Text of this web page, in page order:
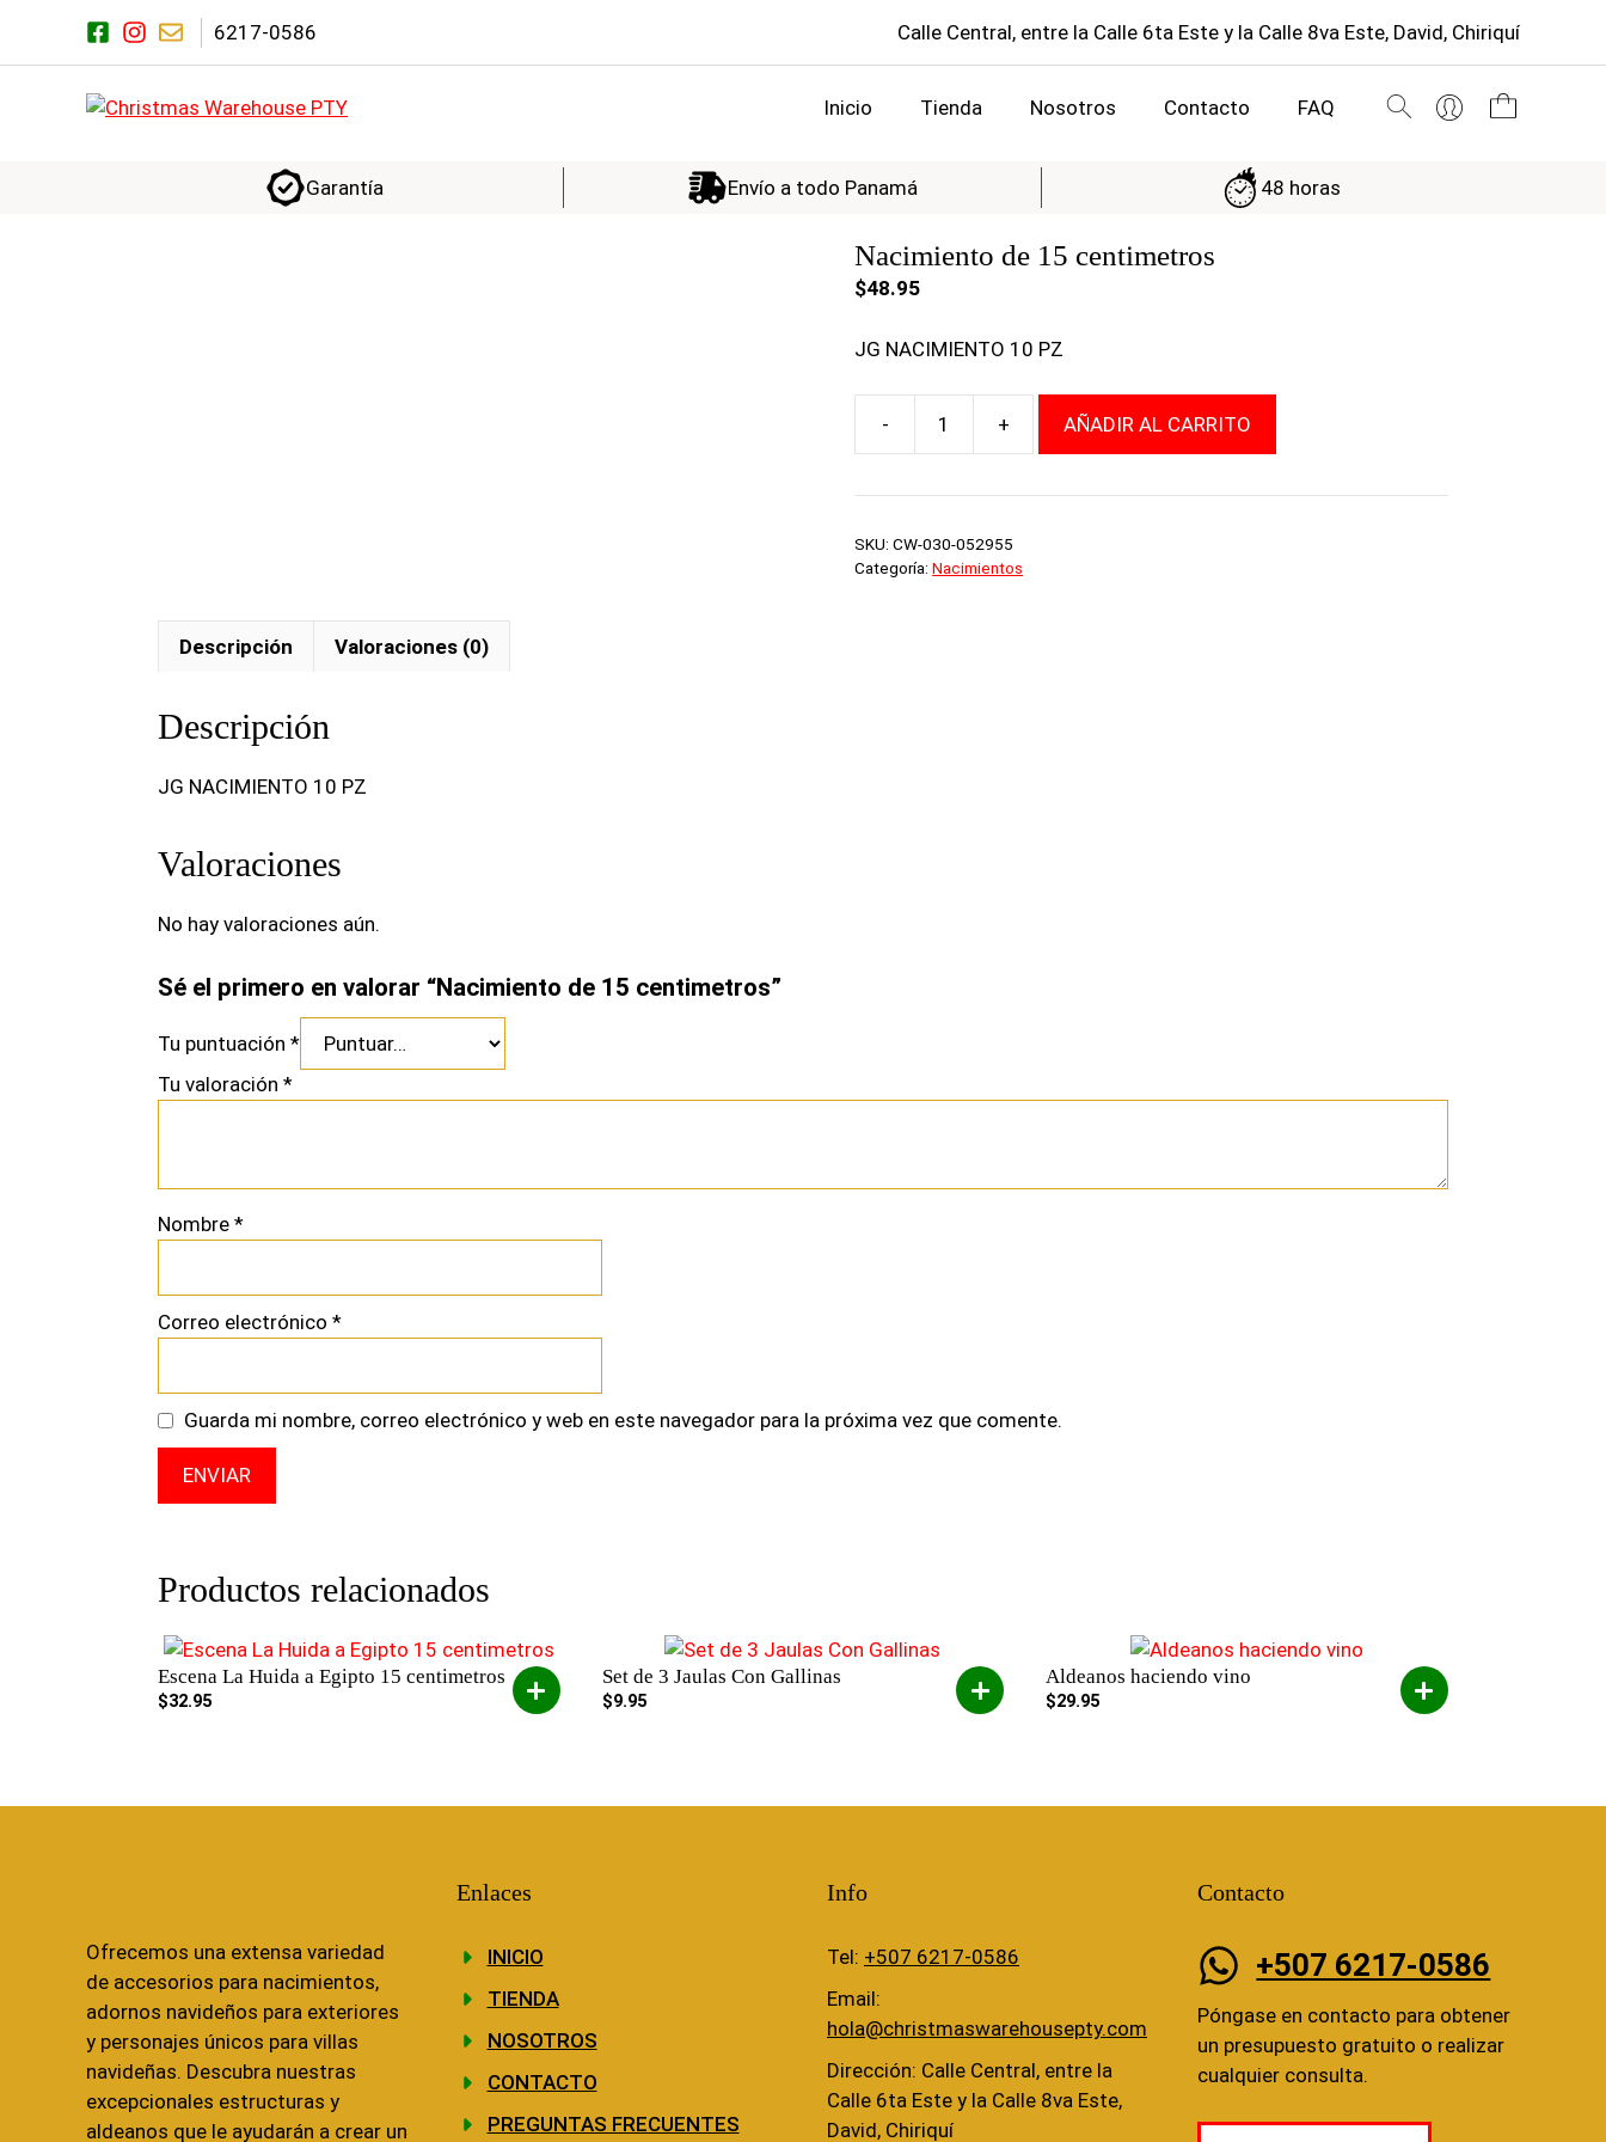
contenido
6217-0586 Calle Central, entre la Calle 6ta Este y la Calle 8va Este, David, Chiriquí
Inicio Tienda Nosotros Contacto FAQ
Garantía Envío a todo Panamá 48 horas
Nacimiento de 15 centimetros
$48.95
JG NACIMIENTO 10 PZ
Nacimiento
15
cantidad
AÑADIR AL CARRITO
SKU:CW-030-052955
Categoría:Nacimientos
Descripción Valoraciones (0)
Descripción
JG NACIMIENTO 10 PZ
Valoraciones
No hay valoraciones aún.
Sé el primero en valorar “Nacimiento de 15 centimetros”
Tu puntuación *
Tu valoración *
Nombre *
Correo electrónico *
Guarda mi nombre, correo electrónico y web en este navegador para la próxima vez que comente.
Productos relacionados
Escena La Huida a Egipto 15 centimetros
$32.95
Set de 3 Jaulas Con Gallinas
$9.95
Aldeanos haciendo vino
$29.95
Ofrecemos una extensa variedad
de accesorios para nacimientos,
adornos navideños para exteriores
y personajes únicos para villas
navideñas. Descubra nuestras
excepcionales estructuras y
aldeanos que le ayudarán a crear un
Enlaces
INICIO
TIENDA
NOSOTROS
CONTACTO
PREGUNTAS FRECUENTES
Info
Tel: +507 6217-0586
Email:
hola@christmaswarehousepty.com
Dirección: Calle Central, entre la
Calle 6ta Este y la Calle 8va Este,
David, Chiriquí
Contacto
+507 6217-0586
Póngase en contacto para obtener
un presupuesto gratuito o realizar
cualquier consulta.